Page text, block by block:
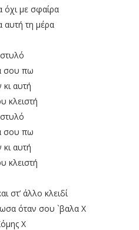
όχι με σφαίρα
αυτή τη μέρα
σου πω
αυτή
κλειστή
σου πω
αυτή
κλειστή
στ’ άλλο κλειδί
όταν σου `βαλα Χ
Χ